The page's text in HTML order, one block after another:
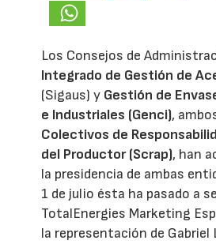
Los Consejos de
Integrado de Gestión de
(Sigaus) y Gestión de
e Industriales (Genci),
Colectivos de
del Productor (Scrap), han
la presidencia de ambas
1 de julio ésta ha pasado a
TotalEnergies Marketing
la representación de Gabriel